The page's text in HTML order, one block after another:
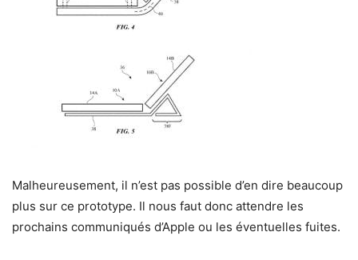
Malheureusement, il n’est pas possible d’en dire beaucoup
plus sur ce prototype. Il nous faut donc attendre les
prochains communiqués d’Apple ou les éventuelles fuites.